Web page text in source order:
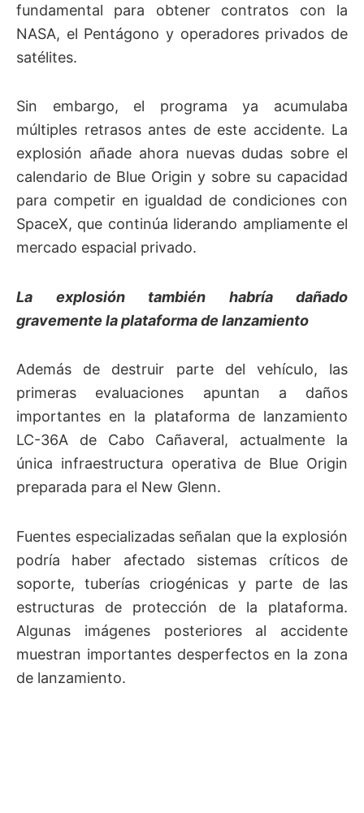
fundamental para obtener contratos con la
NASA, el Pentágono y operadores privados de
satélites.
Sin embargo, el programa ya acumulaba
múltiples retrasos antes de este accidente. La
explosión añade ahora nuevas dudas sobre el
calendario de Blue Origin y sobre su capacidad
para competir en igualdad de condiciones con
SpaceX, que continúa liderando ampliamente el
mercado espacial privado.
La explosión también habría dañado
gravemente la plataforma de lanzamiento
Además de destruir parte del vehículo, las
primeras evaluaciones apuntan a daños
importantes en la plataforma de lanzamiento
LC-36A de Cabo Cañaveral, actualmente la
única infraestructura operativa de Blue Origin
preparada para el New Glenn.
Fuentes especializadas señalan que la explosión
podría haber afectado sistemas críticos de
soporte, tuberías criogénicas y parte de las
estructuras de protección de la plataforma.
Algunas imágenes posteriores al accidente
muestran importantes desperfectos en la zona
de lanzamiento.